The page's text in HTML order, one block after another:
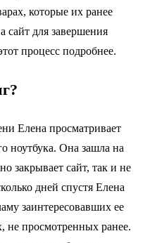
которые их ранее
сайт для завершения
процесс подробнее.
Елена просматривает
ноутбука. Она зашла на
закрывает сайт, так и не
дней спустя Елена
заинтересовавших ее
не просмотренных ранее.